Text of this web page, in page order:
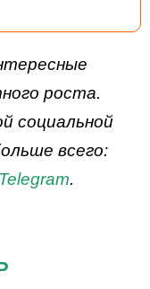
роста.
социальной
всего:
Telegram.